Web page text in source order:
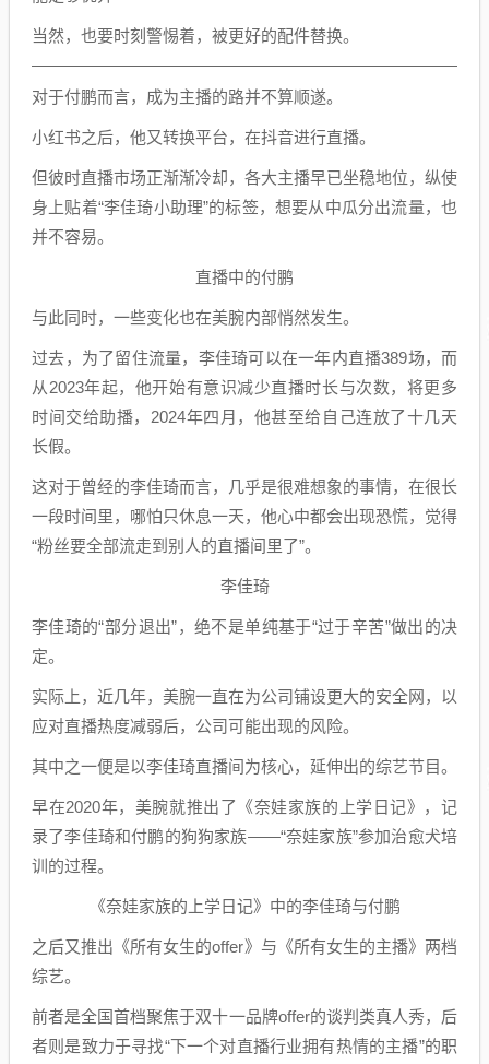
当然，也要时刻警惕着，被更好的配件替换。
对于付鹏而言，成为主播的路并不算顺遂。
小红书之后，他又转换平台，在抖音进行直播。
但彼时直播市场正渐渐冷却，各大主播早已坐稳地位，纵使
身上贴着“李佳琦小助理”的标签，想要从中瓜分出流量，也
并不容易。
直播中的付鹏
与此同时，一些变化也在美腕内部悄然发生。
过去，为了留住流量，李佳琦可以在一年内直播389场，而
从2023年起，他开始有意识减少直播时长与次数，将更多
时间交给助播，2024年四月，他甚至给自己连放了十几天
长假。
这对于曾经的李佳琦而言，几乎是很难想象的事情，在很长
一段时间里，哪怕只休息一天，他心中都会出现恐慌，觉得
“粉丝要全部流走到别人的直播间里了”。
李佳琦
李佳琦的“部分退出”，绝不是单纯基于“过于辛苦”做出的决
定。
实际上，近几年，美腕一直在为公司铺设更大的安全网，以
应对直播热度减弱后，公司可能出现的风险。
其中之一便是以李佳琦直播间为核心，延伸出的综艺节目。
早在2020年，美腕就推出了《奈娃家族的上学日记》，记
录了李佳琦和付鹏的狗狗家族——“奈娃家族”参加治愈犬培
训的过程。
《奈娃家族的上学日记》中的李佳琦与付鹏
之后又推出《所有女生的offer》与《所有女生的主播》两档
综艺。
前者是全国首档聚焦于双十一品牌offer的谈判类真人秀，后
者则是致力于寻找“下一个对直播行业拥有热情的主播”的职